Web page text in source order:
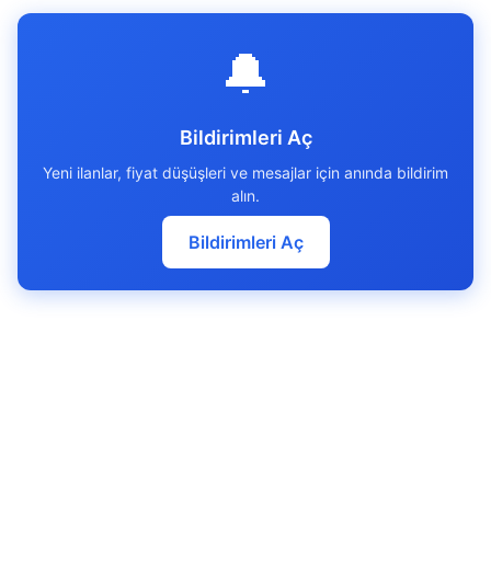
🔔
Bildirimleri Aç
Yeni ilanlar, fiyat düşüşleri ve mesajlar için anında bildirim
alın.
Bildirimleri Aç